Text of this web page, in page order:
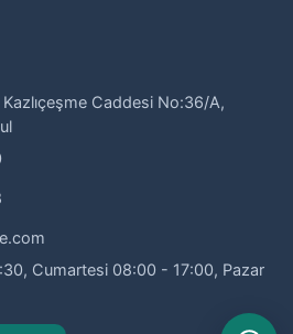
Caddesi No:36/A,
Cumartesi 08:00 - 17:00, Pazar